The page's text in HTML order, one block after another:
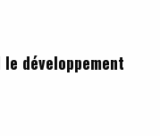
développement